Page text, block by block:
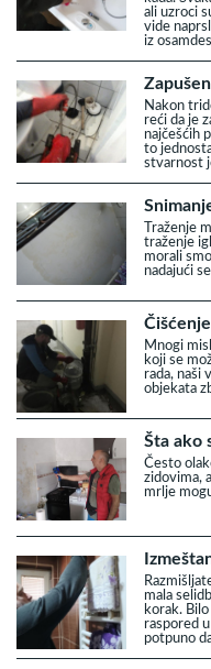
ali uzroci
vide
iz
Nakon
reći da je
najčešćih
to
stvarnost
Traženje
traženje
morali
nadajući
Mnogi
koji se
rada, naši
objekata
Šta ako
Često
zidovima,
mrlje
mala
korak.
raspored
potpuno